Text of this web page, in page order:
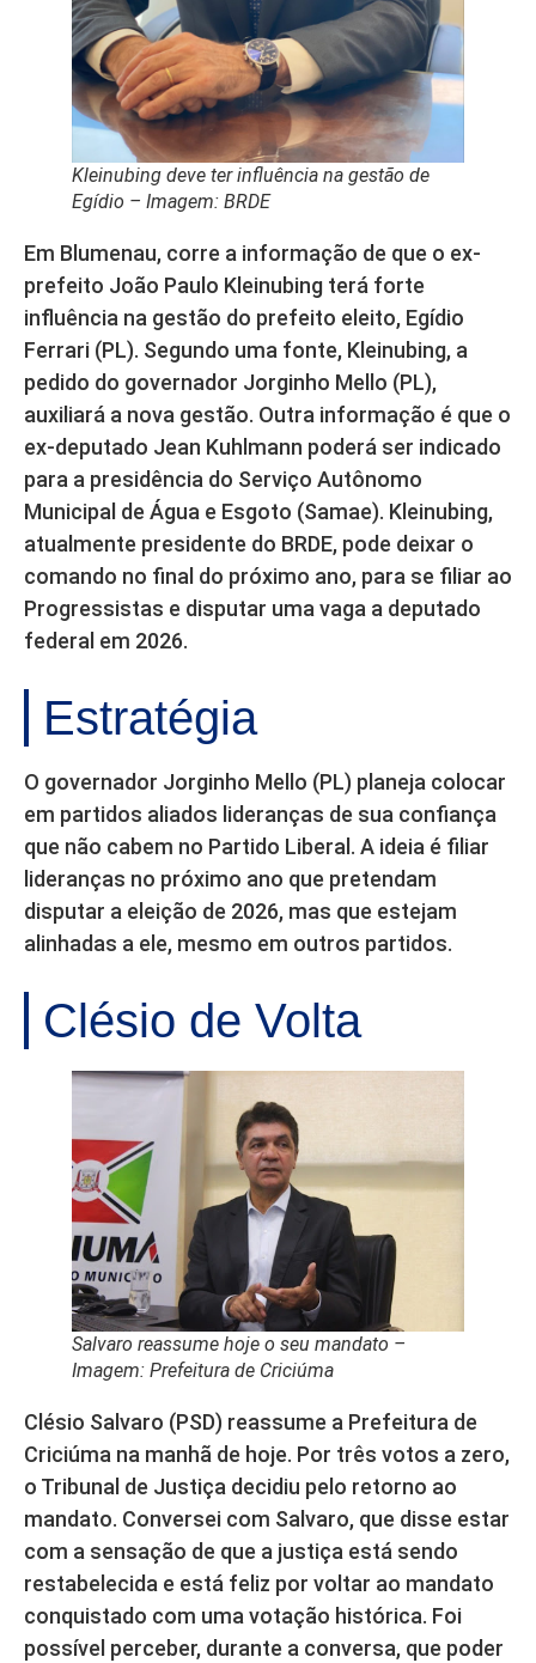
Kleinubing deve ter influência na gestão de
Egídio – Imagem: BRDE
Em Blumenau, corre a informação de que o ex-
prefeito João Paulo Kleinubing terá forte
influência na gestão do prefeito eleito, Egídio
Ferrari (PL). Segundo uma fonte, Kleinubing, a
pedido do governador Jorginho Mello (PL),
auxiliará a nova gestão. Outra informação é que o
ex-deputado Jean Kuhlmann poderá ser indicado
para a presidência do Serviço Autônomo
Municipal de Água e Esgoto (Samae). Kleinubing,
atualmente presidente do BRDE, pode deixar o
comando no final do próximo ano, para se filiar ao
Progressistas e disputar uma vaga a deputado
federal em 2026.
Estratégia
O governador Jorginho Mello (PL) planeja colocar
em partidos aliados lideranças de sua confiança
que não cabem no Partido Liberal. A ideia é filiar
lideranças no próximo ano que pretendam
disputar a eleição de 2026, mas que estejam
alinhadas a ele, mesmo em outros partidos.
Clésio de Volta
Salvaro reassume hoje o seu mandato –
Imagem: Prefeitura de Criciúma
Clésio Salvaro (PSD) reassume a Prefeitura de
Criciúma na manhã de hoje. Por três votos a zero,
o Tribunal de Justiça decidiu pelo retorno ao
mandato. Conversei com Salvaro, que disse estar
com a sensação de que a justiça está sendo
restabelecida e está feliz por voltar ao mandato
conquistado com uma votação histórica. Foi
possível perceber, durante a conversa, que poder